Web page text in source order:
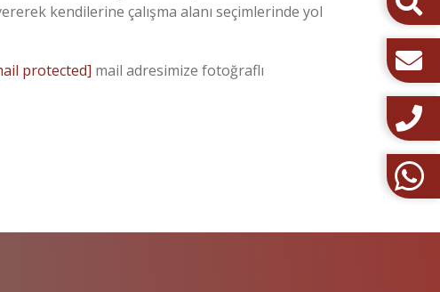
kendilerine çalışma alanı seçimlerinde yol
protected] mail adresimize fotoğraflı